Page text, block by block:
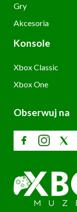
Gry
Akcesoria
Konsole
Xbox Classic
Xbox One
Obserwuj na